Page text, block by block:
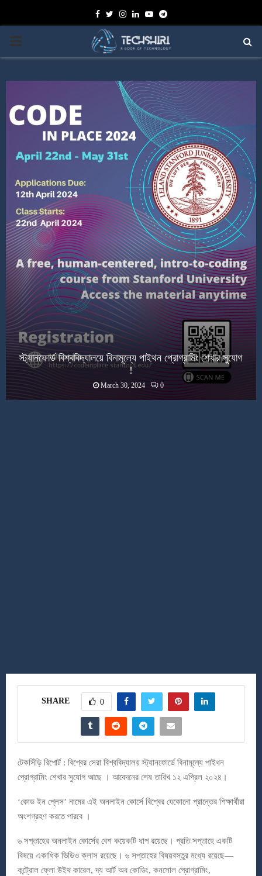
Facebook
TwitterInstagram
Linkedin
YoutubeTelegram
PRIMARY
স্ট্যানফোর্ড বিশ্ববিদ্যালয়ে বিনামূল্যে পাইথন প্রোগ্রামিং শেখার সুযোগ
!
March 30, 2024 0
SHARE 0
টেকসিঁড়ি রিপোর্ট : বিশ্বের সেরা বিশ্ববিদ্যালয় স্ট্যানফোর্ডে বিনামূল্যে পাইথন
প্রোগ্রামিং শেখার সুযোগ আছে । আবেদনের শেষ তারিখ ১২ এপ্রিল ২০২৪।
‘কোড ইন প্লেস’ নামের এই অনলাইন কোর্সে বিশ্বের যেকোনো প্রান্তের শিক্ষার্থীরা
অংশগ্রহণ করতে পারবে ।
৬ সপ্তাহের অনলাইন কোর্সের বেশ কয়েকটি ধাপ রয়েছে। প্রতি সপ্তাহে একটি
বিষয়ে একাধিক ভিডিও ক্লাস রয়েছে। ৬ সপ্তাহের বিষয়বস্তুর মধ্যে রয়েছে—
কন্ট্রোল ফ্লো উইথ কারেল, দ্য আর্ট অব কোডিং, কনসোল প্রোগ্রামিং,